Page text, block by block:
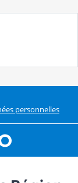
personnelles